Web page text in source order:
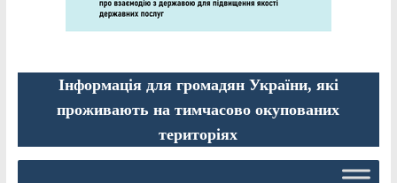
Інформація для громадян України, які
проживають на тимчасово окупованих
територіях